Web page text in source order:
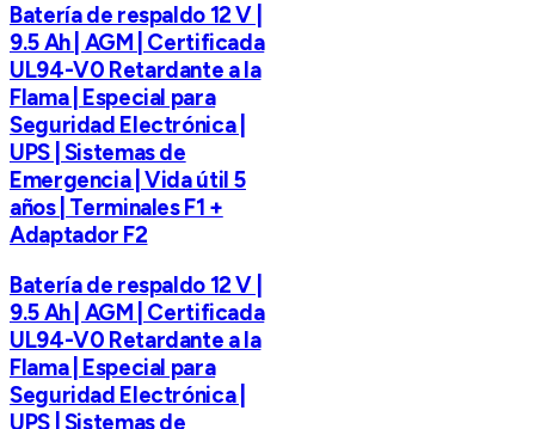
Batería de respaldo 12 V |
9.5 Ah | AGM | Certificada
UL94-V0 Retardante a la
Flama | Especial para
Seguridad Electrónica |
UPS | Sistemas de
Emergencia | Vida útil 5
años | Terminales F1 +
Adaptador F2
Batería de respaldo 12 V |
9.5 Ah | AGM | Certificada
UL94-V0 Retardante a la
Flama | Especial para
Seguridad Electrónica |
UPS | Sistemas de